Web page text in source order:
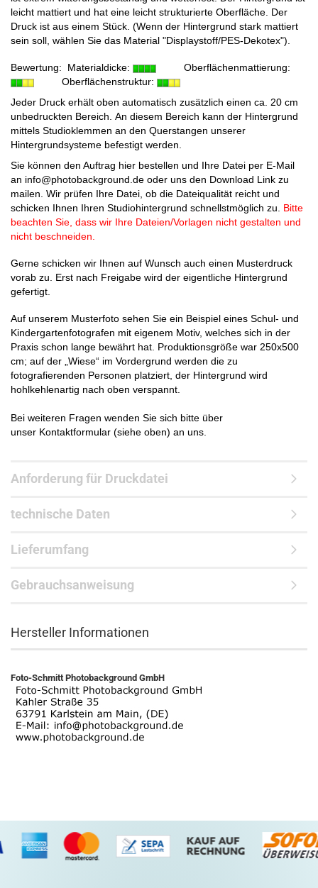
leicht mattiert und hat eine leicht strukturierte Oberfläche. Der
Druck ist aus einem Stück. (Wenn der Hintergrund stark mattiert
sein soll, wählen Sie das Material "Displaystoff/PES-Dekotex").
Bewertung: Materialdicke:
Oberflächenmattierung:
Oberflächenstruktur:
Jeder Druck erhält oben automatisch zusätzlich einen ca. 20 cm
unbedruckten Bereich. An diesem Bereich kann der Hintergrund
mittels Studioklemmen an den Querstangen unserer
Hintergrundsysteme befestigt werden.
Sie können den Auftrag hier bestellen und Ihre Datei per E-Mail
an info@photobackground.de oder uns den Download Link zu
mailen. Wir prüfen Ihre Datei, ob die Dateiqualität reicht und
schicken Ihnen Ihren Studiohintergrund schnellstmöglich zu. Bitte
beachten Sie, dass wir Ihre Dateien/Vorlagen nicht gestalten und
nicht beschneiden.
Gerne schicken wir Ihnen auf Wunsch auch einen Musterdruck
vorab zu. Erst nach Freigabe wird der eigentliche Hintergrund
gefertigt.
Auf unserem Musterfoto sehen Sie ein Beispiel eines Schul- und
Kindergartenfotografen mit eigenem Motiv, welches sich in der
Praxis schon lange bewährt hat. Produktionsgröße war 250x500
cm; auf der „Wiese“ im Vordergrund werden die zu
fotografierenden Personen platziert, der Hintergrund wird
hohlkehlenartig nach oben verspannt.
Bei weiteren Fragen wenden Sie sich bitte über
unser Kontaktformular (siehe oben) an uns.
Anforderung für Druckdatei
technische Daten
Lieferumfang
Gebrauchsanweisung
Hersteller Informationen
Foto-Schmitt Photobackground GmbH